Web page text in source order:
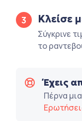
3 Κλείσε
Σύγκρινε
το
Έχεις
Πέρνα